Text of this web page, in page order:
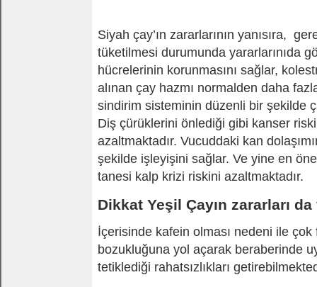
Siyah çay’ın zararlarının yanısıra,
tüketilmesi durumunda yararlarınıda
hücrelerinin korunmasını sağlar,
alınan çay hazmı normalden daha
sindirim sisteminin düzenli bir şekilde
Diş çürüklerini önlediği gibi kanser
azaltmaktadır. Vucuddaki kan
şekilde işleyişini sağlar. Ve yine en
tanesi kalp krizi riskini azaltmaktadır.
Dikkat Yeşil Çayın zararları
İçerisinde kafein olması nedeni ile
bozukluğuna yol açarak beraberinde
tetiklediği rahatsızlıkları